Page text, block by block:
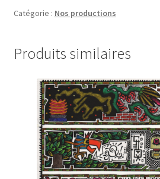
Catégorie : Nos productions
Produits similaires